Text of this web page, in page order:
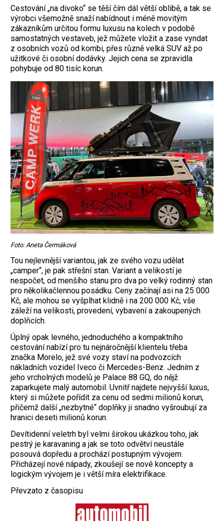
Cestování „na divoko“ se těší čím dál větší oblibě, a tak se
výrobci všemožně snaží nabídnout i méně movitým
zákazníkům určitou formu luxusu na kolech v podobě
samostatných vestaveb, jež můžete vložit a zase vyndat
z osobních vozů od kombi, přes různě velká SUV až po
užitkové či osobní dodávky. Jejich cena se zpravidla
pohybuje od 80 tisíc korun.
Foto: Aneta Čermáková
Tou nejlevnější variantou, jak ze svého vozu udělat
„camper“, je pak střešní stan. Variant a velikostí je
nespočet, od menšího stanu pro dva po velký rodinný stan
pro několikačlennou posádku. Ceny začínají asi na 25 000
Kč, ale mohou se vyšplhat klidně i na 200 000 Kč, vše
záleží na velikosti, provedení, vybavení a zakoupených
doplňcích.
Úplný opak levného, jednoduchého a kompaktního
cestování nabízí pro tu nejnáročnější klientelu třeba
značka Morelo, jež své vozy staví na podvozcích
nákladních vozidel Iveco či Mercedes-Benz. Jedním z
jeho vrcholných modelů je Palace 88 GQ, do nějž
zaparkujete malý automobil. Uvnitř najdete nejvyšší luxus,
který si můžete pořídit za cenu od sedmi milionů korun,
přičemž další „nezbytné“ doplňky ji snadno vyšroubují za
hranici deseti milionů korun.
Devítidenní veletrh byl velmi širokou ukázkou toho, jak
pestrý je karavaning a jak se toto odvětví neustále
posouvá dopředu a prochází postupným vývojem.
Přicházejí nové nápady, zkoušejí se nové koncepty a
logickým vývojem je i větší míra elektrifikace.
Převzato z časopisu